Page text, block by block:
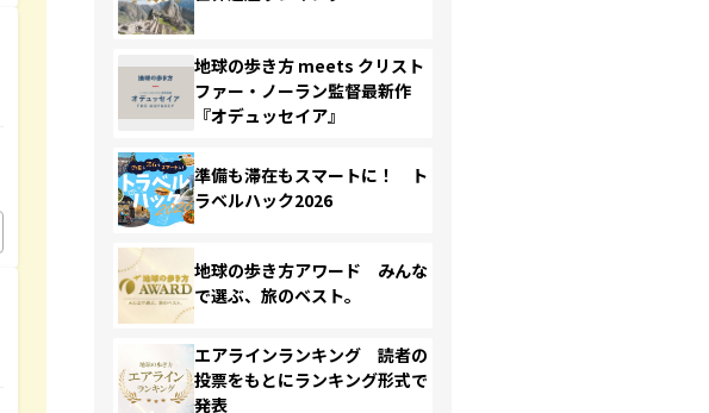
地球の歩き方 meets クリスト
ファー・ノーラン監督最新作
『オデュッセイア』
準備も滞在もスマートに！ ト
ラベルハック2026
地球の歩き方アワード みんな
で選ぶ、旅のベスト。
エアラインランキング 読者の
投票をもとにランキング形式で
発表